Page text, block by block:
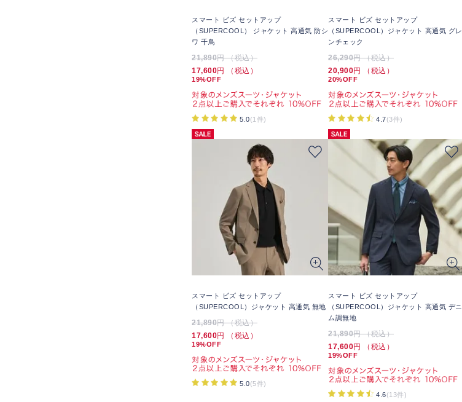
スマート ビズ セットアップ
（SUPERCOOL） ジャケット 高通気 防シ
ワ 千鳥
21,890円 （税込）
17,600円 （税込）
19%OFF
5.0(1件)
スマート ビズ セットアップ
（SUPERCOOL）ジャケット 高通気 グレ
ンチェック
26,290円 （税込）
20,900円 （税込）
20%OFF
4.7(3件)
スマート ビズ セットアップ
（SUPERCOOL）ジャケット 高通気 無地
21,890円 （税込）
17,600円 （税込）
19%OFF
5.0(5件)
スマート ビズ セットアップ
（SUPERCOOL）ジャケット 高通気 デニ
ム調無地
21,890円 （税込）
17,600円 （税込）
19%OFF
4.6(13件)